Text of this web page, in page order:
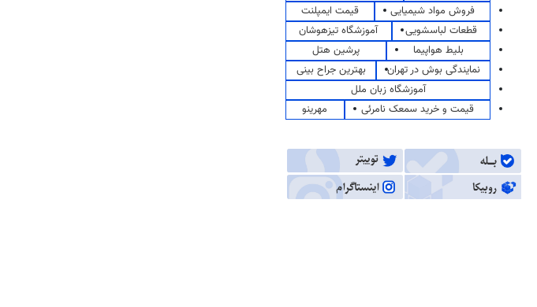
فروش مواد شیمیایی
قیمت ایمپلنت
قطعات لباسشویی
آموزشگاه تیزهوشان
بلیط هواپیما
پرشین هتل
نمایندگی بوش در تهران
بهترین جراح بینی
آموزشگاه زبان ملل
قیمت و خرید سمعک نامرئی
مهرینو